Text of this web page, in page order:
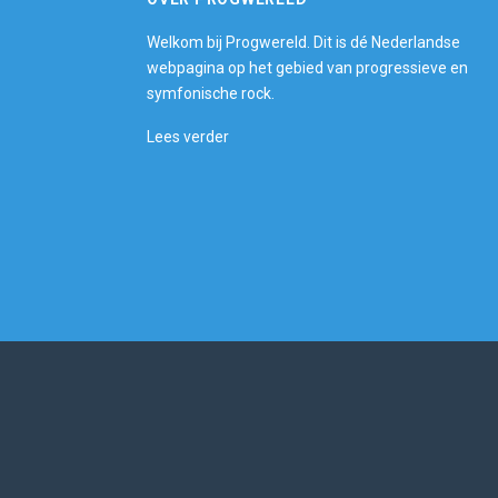
Welkom bij Progwereld. Dit is dé Nederlandse
webpagina op het gebied van progressieve en
symfonische rock.
Lees verder